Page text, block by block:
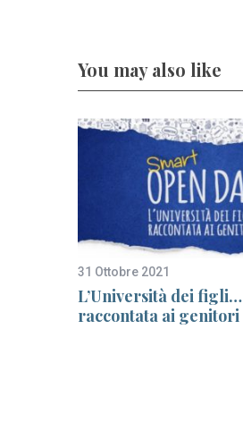
You may also like
31 Ottobre 2021
L’Università dei figli…
raccontata ai genitori